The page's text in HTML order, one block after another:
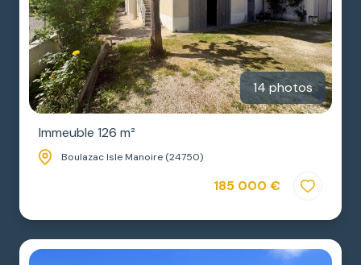
14 photos
Immeuble 126 m²
Boulazac Isle Manoire (24750)
185 000 €